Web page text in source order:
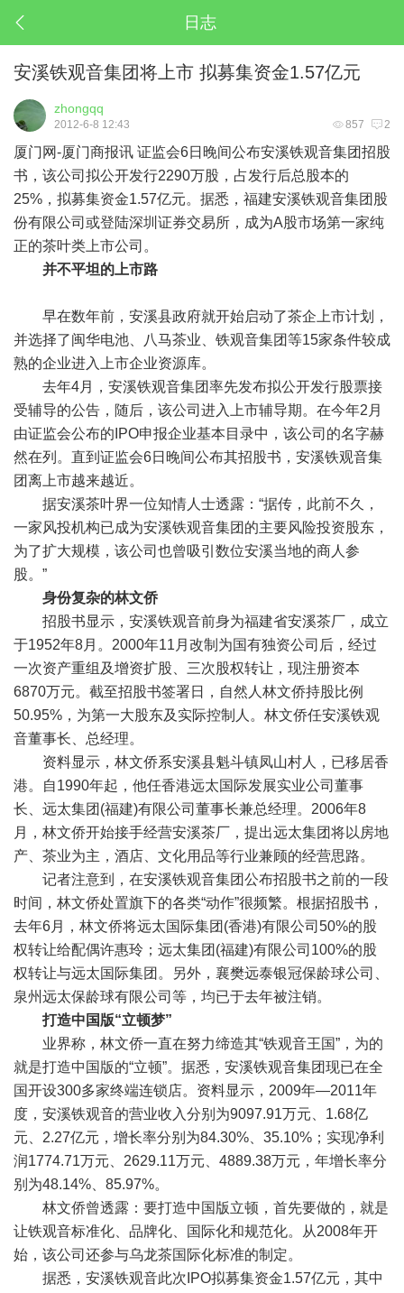
日志
安溪铁观音集团将上市 拟募集资金1.57亿元
zhongqq
857 2
2012-6-8 12:43
厦门网-厦门商报讯 证监会6日晚间公布安溪铁观音集团招股
书，该公司拟公开发行2290万股，占发行后总股本的
25%，拟募集资金1.57亿元。据悉，福建安溪铁观音集团股
份有限公司或登陆深圳证券交易所，成为A股市场第一家纯
正的茶叶类上市公司。
并不平坦的上市路
早在数年前，安溪县政府就开始启动了茶企上市计划，
并选择了闽华电池、八马茶业、铁观音集团等15家条件较成
熟的企业进入上市企业资源库。
去年4月，安溪铁观音集团率先发布拟公开发行股票接
受辅导的公告，随后，该公司进入上市辅导期。在今年2月
由证监会公布的IPO申报企业基本目录中，该公司的名字赫
然在列。直到证监会6日晚间公布其招股书，安溪铁观音集
团离上市越来越近。
据安溪茶叶界一位知情人士透露：“据传，此前不久，
一家风投机构已成为安溪铁观音集团的主要风险投资股东，
为了扩大规模，该公司也曾吸引数位安溪当地的商人参
股。”
身份复杂的林文侨
招股书显示，安溪铁观音前身为福建省安溪茶厂，成立
于1952年8月。2000年11月改制为国有独资公司后，经过
一次资产重组及增资扩股、三次股权转让，现注册资本
6870万元。截至招股书签署日，自然人林文侨持股比例
50.95%，为第一大股东及实际控制人。林文侨任安溪铁观
音董事长、总经理。
资料显示，林文侨系安溪县魁斗镇凤山村人，已移居香
港。自1990年起，他任香港远太国际发展实业公司董事
长、远太集团(福建)有限公司董事长兼总经理。2006年8
月，林文侨开始接手经营安溪茶厂，提出远太集团将以房地
产、茶业为主，酒店、文化用品等行业兼顾的经营思路。
记者注意到，在安溪铁观音集团公布招股书之前的一段
时间，林文侨处置旗下的各类“动作”很频繁。根据招股书，
去年6月，林文侨将远太国际集团(香港)有限公司50%的股
权转让给配偶许惠玲；远太集团(福建)有限公司100%的股
权转让与远太国际集团。另外，襄樊远泰银冠保龄球公司、
泉州远太保龄球有限公司等，均已于去年被注销。
打造中国版“立顿梦”
业界称，林文侨一直在努力缔造其“铁观音王国”，为的
就是打造中国版的“立顿”。据悉，安溪铁观音集团现已在全
国开设300多家终端连锁店。资料显示，2009年—2011年
度，安溪铁观音的营业收入分别为9097.91万元、1.68亿
元、2.27亿元，增长率分别为84.30%、35.10%；实现净利
润1774.71万元、2629.11万元、4889.38万元，年增长率分
别为48.14%、85.97%。
林文侨曾透露：要打造中国版立顿，首先要做的，就是
让铁观音标准化、品牌化、国际化和规范化。从2008年开
始，该公司还参与乌龙茶国际化标准的制定。
据悉，安溪铁观音此次IPO拟募集资金1.57亿元，其中